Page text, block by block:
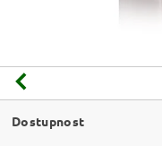
Dostupnost